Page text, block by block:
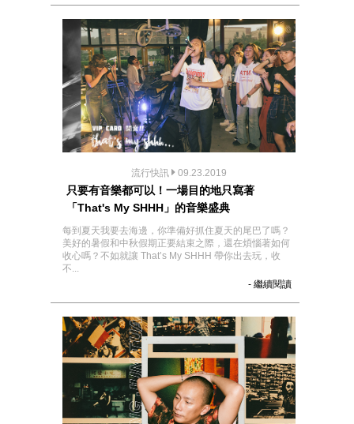
流行快訊 09.23.2019
只要有音樂都可以！一場目的地只寫著
「That's My SHHH」的音樂盛典
每到夏天我要去海邊，你準備好抓住夏天的尾巴了嗎？
美好的暑假和中秋假期正要結束之際，還在煩惱著如何
收心嗎？不如就讓 That’s My SHHH 帶你出去玩，收
不...
- 繼續閱讀